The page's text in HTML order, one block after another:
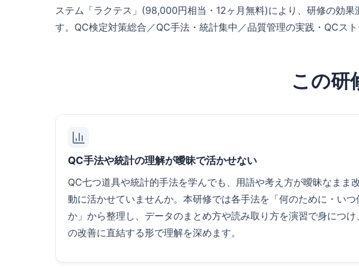
ステム「ラクテス」(98,000円相当・12ヶ月無料)により、研修の効
す。QC検定対策総合／QC手法・統計集中／品質管理の実践・QCス
この研
QC手法や統計の理解が曖昧で活かせない
QC七つ道具や統計的手法を学んでも、用語や考え方が曖昧なまま
動に活かせていませんか。本研修では各手法を「何のために・いつ
か」から整理し、データのまとめ方や読み取り方を演習で身につけ
の改善に直結する形で理解を深めます。